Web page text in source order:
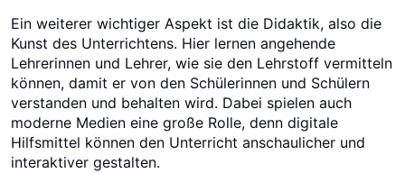
Ein weiterer wichtiger Aspekt ist die Didaktik, also die
Kunst des Unterrichtens. Hier lernen angehende
Lehrerinnen und Lehrer, wie sie den Lehrstoff vermitteln
können, damit er von den Schülerinnen und Schülern
verstanden und behalten wird. Dabei spielen auch
moderne Medien eine große Rolle, denn digitale
Hilfsmittel können den Unterricht anschaulicher und
interaktiver gestalten.